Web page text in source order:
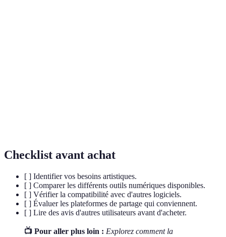
Checklist avant achat
[ ] Identifier vos besoins artistiques.
[ ] Comparer les différents outils numériques disponibles.
[ ] Vérifier la compatibilité avec d'autres logiciels.
[ ] Évaluer les plateformes de partage qui conviennent.
[ ] Lire des avis d'autres utilisateurs avant d'acheter.
📺 Pour aller plus loin : Explorez comment la